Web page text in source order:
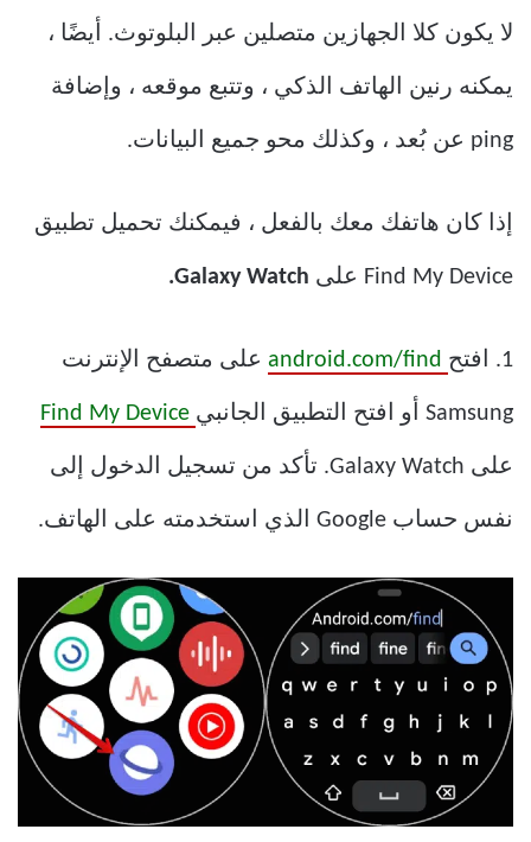
لا يكون كلا الجهازين متصلين عبر البلوتوث. أيضًا ،
يمكنه رنين الهاتف الذكي ، وتتبع موقعه ، وإضافة
ping عن بُعد ، وكذلك محو جميع البيانات.
إذا كان هاتفك معك بالفعل ، فيمكنك تحميل تطبيق
Find My Device على
1. افتح على متصفح الإنترنت
Samsung أو افتح التطبيق الجانبي
على Galaxy Watch. تأكد من تسجيل الدخول إلى
نفس حساب Google الذي استخدمته على الهاتف.